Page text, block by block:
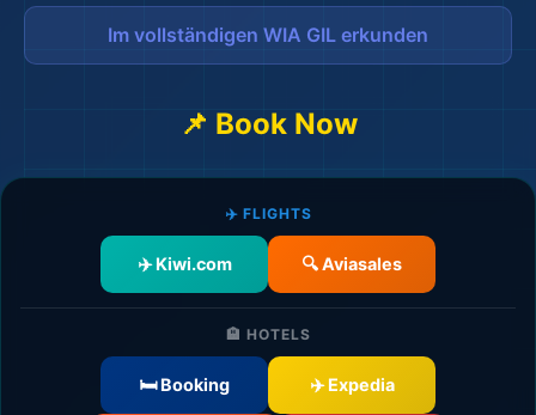
🎒
Im vollständigen WIA GIL erkunden
📌 Book Now
✈️ FLIGHTS
✈️ Kiwi.com 🔍 Aviasales
🏨 HOTELS
🛏️ Booking ✈️ Expedia